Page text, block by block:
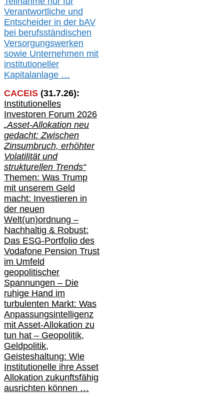
Verantwortliche und
Entscheider in der bAV
bei berufsständischen
Versorgungswerken
sowie Unternehmen mit
institutioneller
Kapitalanlage …
CACEIS (31.7.26):
Institutionelles
Investoren Forum 2026
„Asset-Allokation neu
gedacht: Zwischen
Zinsumbruch, erhöhter
Volatilität und
strukturellen Trends“
Themen: Was Trump
mit unserem Geld
macht: Investieren in
der neuen
Welt(un)ordnung –
Nachhaltig & Robust:
Das ESG-Portfolio des
Vodafone Pension Trust
im Umfeld
geopolitischer
Spannungen – Die
ruhige Hand im
turbulenten Markt: Was
Anpassungsintelligenz
mit Asset-Allokation zu
tun hat – Geopolitik,
Geldpolitik,
Geisteshaltung: Wie
Institutionelle ihre Asset
Allokation zukunftsfähig
ausrichten können …